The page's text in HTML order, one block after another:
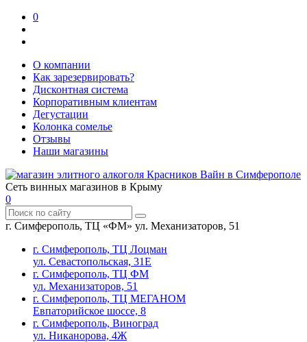
0
О компании
Как зарезервировать?
Дисконтная система
Корпоративным клиентам
Дегустации
Колонка сомелье
Отзывы
Наши магазины
Сеть винных магазинов в Крыму
0
г. Симферополь, ТЦ «ФМ» ул. Механизаторов, 51
г. Симферополь, ТЦ Лоцман
ул. Севастопольская, 31Е
г. Симферополь, ТЦ ФМ
ул. Механизаторов, 51
г. Симферополь, ТЦ МЕГАНОМ
Евпаторийское шоссе, 8
г. Симферополь, Виноград
ул. Никанорова, 4Ж